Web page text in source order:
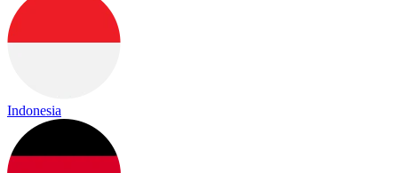
Indonesia